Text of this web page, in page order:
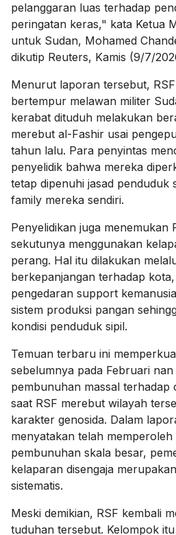
pelanggaran luas terhadap
peringatan keras," kata Ketua
untuk Sudan, Mohamed
dikutip Reuters, Kamis (9/7/
Menurut laporan tersebut,
bertempur melawan militer
kerabat dituduh melakukan
merebut al-Fashir usai
tahun lalu. Para penyintas
penyelidik bahwa mereka
tetap dipenuhi jasad penduduk
family mereka sendiri.
Penyelidikan juga menemukan
sekutunya menggunakan
perang. Hal itu dilakukan
berkepanjangan terhadap
pengedaran support
sistem produksi pangan
kondisi penduduk sipil.
Temuan terbaru ini
sebelumnya pada Februari
pembunuhan massal terhadap
saat RSF merebut wilayah
karakter genosida. Dalam
menyatakan telah
pembunuhan skala besar,
kelaparan disengaja
sistematis.
Meski demikian, RSF kembali
tuduhan tersebut. Kelompok